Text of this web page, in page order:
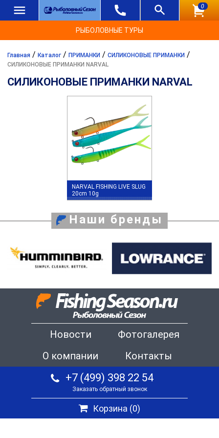
0
РЫБОЛОВНЫЕ ТУРЫ
Главная / Каталог / ПРИМАНКИ / СИЛИКОНОВЫЕ ПРИМАНКИ /
СИЛИКОНОВЫЕ ПРИМАНКИ NARVAL
СИЛИКОНОВЫЕ ПРИМАНКИ NARVAL
NARVAL FISHING LIVE SLUG
20cm 10g
Наши бренды
Новости
Фотогалерея
О компании
Контакты
+7 (499) 398 22 54
Заказать обратный звонок
Корзина (0)